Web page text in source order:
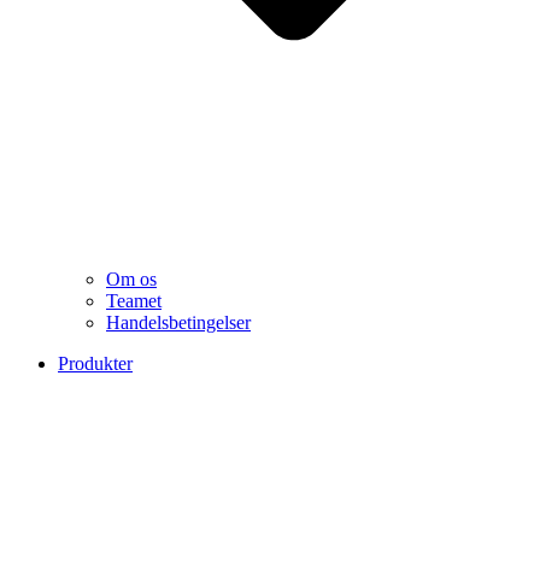
Om os
Teamet
Handelsbetingelser
Produkter